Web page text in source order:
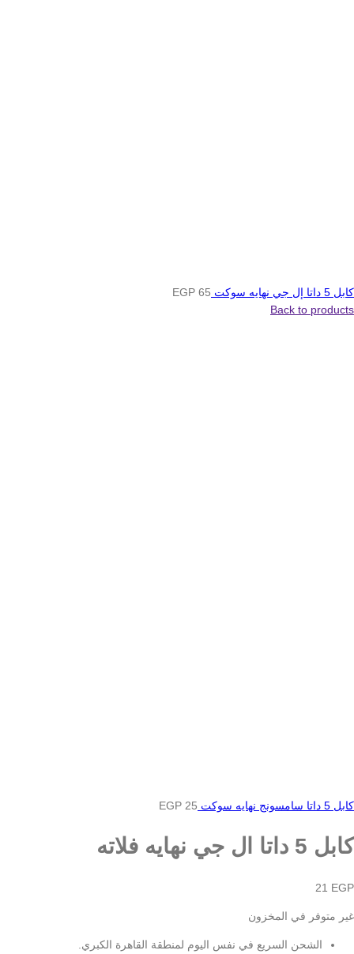
كابل 5 داتا إل جي نهايه سوكت 65
EGP
Back to products
كابل 5 داتا سامسونج نهايه سوكت 25
EGP
كابل 5 داتا ال جي نهايه فلاته
21 EGP
غير متوفر في المخزون
الشحن السريع في نفس اليوم لمنطقة القاهرة الكبري.